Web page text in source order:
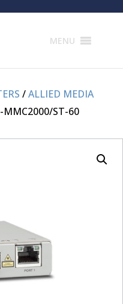
MENU
/ALLIED MEDIA
ST-60